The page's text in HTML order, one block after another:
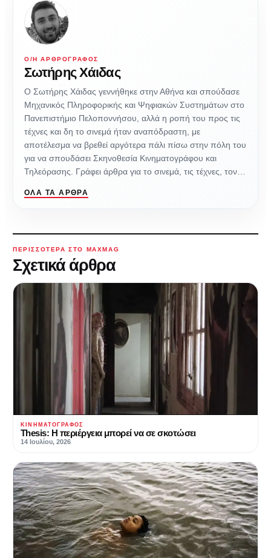
Ο/Η ΑΡΘΡΟΓΡΆΦΟΣ
Σωτήρης Χάιδας
Ο Σωτήρης Χάιδας γεννήθηκε στην Αθήνα και σπούδασε
Μηχανικός Πληροφορικής και Ψηφιακών Συστημάτων στο
Πανεπιστήμιο Πελοποννήσου, αλλά η ροπή του προς τις
τέχνες και δη το σινεμά ήταν αναπόδραστη, με
αποτέλεσμα να βρεθεί αργότερα πάλι πίσω στην πόλη του
για να σπουδάσει Σκηνοθεσία Κινηματογράφου και
Τηλεόρασης. Γράφει άρθρα για το σινεμά, τις τέχνες, τον…
ΌΛΑ ΤΑ ΆΡΘΡΑ
ΠΕΡΙΣΣΌΤΕΡΑ ΣΤΟ MAXMAG
Σχετικά άρθρα
ΚΙΝΗΜΑΤΟΓΡΆΦΟΣ
Thesis: Η περιέργεια μπορεί να σε σκοτώσει
14 Ιουλίου, 2026